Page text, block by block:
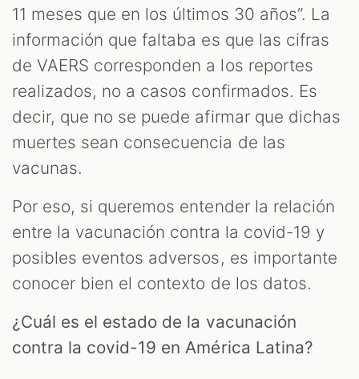
11 meses que en los últimos 30 años”. La
información que faltaba es que las cifras
de VAERS corresponden a los reportes
realizados, no a casos confirmados. Es
decir, que no se puede afirmar que dichas
muertes sean consecuencia de las
vacunas.
Por eso, si queremos entender la relación
entre la vacunación contra la covid-19 y
posibles eventos adversos, es importante
conocer bien el contexto de los datos.
¿Cuál es el estado de la vacunación
contra la covid-19 en América Latina?